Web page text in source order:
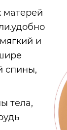
матерей
и
спины,
тела,